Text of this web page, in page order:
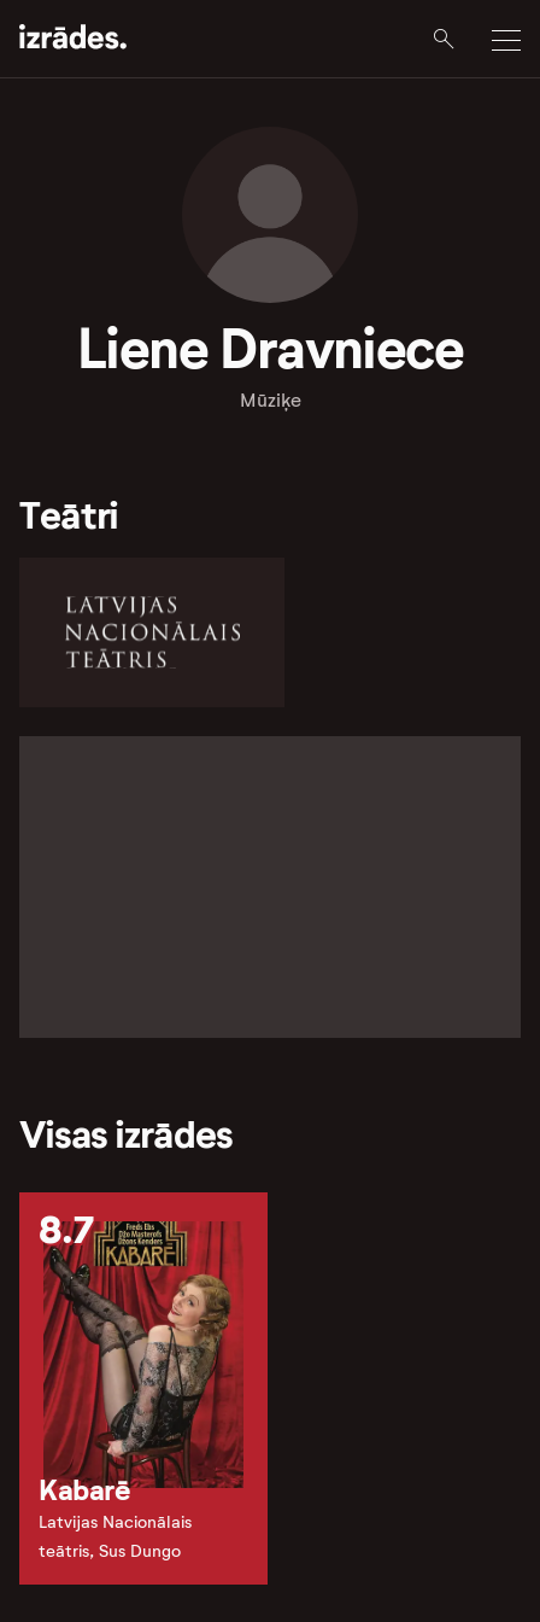
Liene Dravniece
Mūziķe
Teātri
Visas izrādes
8.7
Kabarē
Latvijas Nacionālais
teātris, Sus Dungo